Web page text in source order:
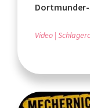
Dortmunder-
Video